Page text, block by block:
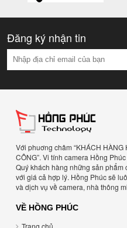
Đăng ký nhận tin
Với phuơng châm “KHÁCH HÀNG
CÔNG”. Vi tính camera Hồng
Quý khách hàng những sản phẩm
với giá cả hợp lý. Hồng Phúc sẽ
và dịch vụ về camera, nhà thông
VỀ HỒNG PHÚC